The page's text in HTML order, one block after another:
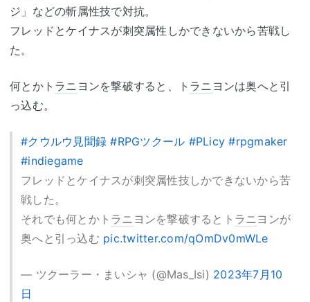
ジ」などの斬属性技で対抗。
フレッドとケイナスが刺突属性しかできないから苦戦し
た。
何とかト ラニ ヨンを撃破すると、ト ラニ ヨンは奥へと引
っ込む。
#クウルウ見聞録 #RPGツクール #PLicy #rpgmaker
#indiegame
フレッドとケイナスが刺突属性技しかできないから苦
戦した。
それでも何とかト ラニ ヨンを撃破するとト ラニヨンが
奥へと引っ込む pic.twitter.com/qOmDv0mWLe
— ツクーラー・まいシャ (@Mas_Isi) 2023年7月10
日